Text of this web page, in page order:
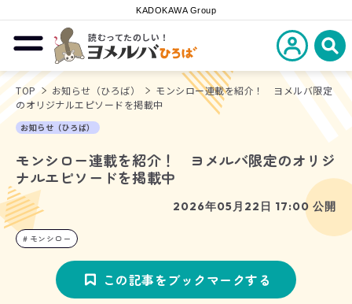
KADOKAWA Group
メニューを開閉する
読むってたのしい！
ヨメルバひろば
新規会員登
検
TOP お知らせ（ひろば）
モンシロー連載を紹介！ ヨメルバ限定
のオリジナルエピソードを掲載中
お知らせ（ひろば）
モンシロー連載を紹介！ ヨメルバ限定のオリジ
ナルエピソードを掲載中
2026年05月22日 17:00 公開
モンシロー
この記事をブックマークする